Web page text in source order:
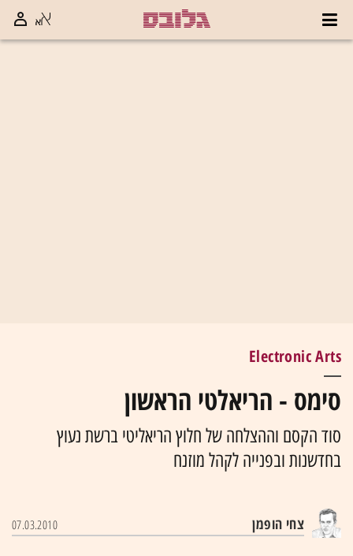
Electronic Arts
סימס - הריאלטי הראשון
סוד הקסם וההצלחה של חלוץ הריאליטי ברשת נעוץ
בחדשנות ובפנייה לקהל מוזנח
צחי הופמן 07.03.2010